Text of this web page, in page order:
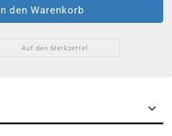
Auf den Merkzettel